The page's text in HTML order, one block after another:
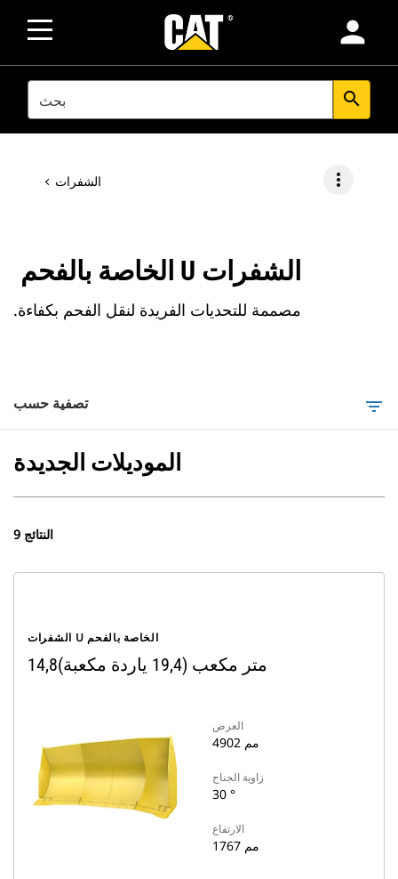
person
SEARCH search
الشفرات more_vert
الشفرات U الخاصة بالفحم
مصممة للتحديات الفريدة لنقل الفحم بكفاءة.
تصفية حسب filter_list
الموديلات الجديدة
9 النتائج
الشفرات U الخاصة بالفحم
14,8متر مكعب (19,4 ياردة مكعبة)
العرض
4902 مم
زاوية الجناح
30 °
الارتفاع
1767 مم